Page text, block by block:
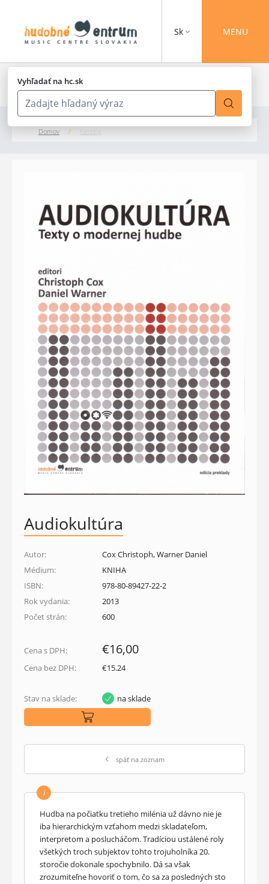
Vyhľadať na hc.sk
Sk MENU
Domov / Katalóg
Audiokultúra
späť na zoznam
Autor:
Cox Christoph, Warner Daniel
Médium:
KNIHA
ISBN:
978-80-89427-22-2
Rok vydania:
2013
Počet strán:
600
Cena s DPH: €16,00
Cena bez DPH: €15.24
Stav na sklade: na sklade
i
Hudba na počiatku tretieho milénia už dávno nie je
iba hierarchickým vzťahom medzi skladateľom,
interpretom a poslucháčom. Tradíciou ustálené roly
všetkých troch subjektov tohto trojuholníka 20.
storočie dokonale spochybnilo. Dá sa však
zrozumiteľne hovoriť o tom, čo sa za posledných sto